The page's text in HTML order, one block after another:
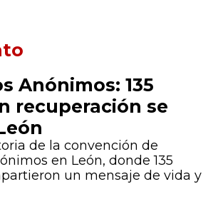
Anónimos: 135
recuperación se
de la convención de
en León, donde 135
un mensaje de vida y